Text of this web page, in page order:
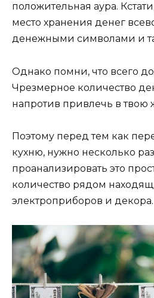
положительная аура.
место хранения денег
денежными символами и
Однако помни, что всего
Чрезмерное количество
напротив привлечь в твою
Поэтому перед тем как
кухню, нужно несколько
проанализировать это
количество рядом
электроприборов и декора.